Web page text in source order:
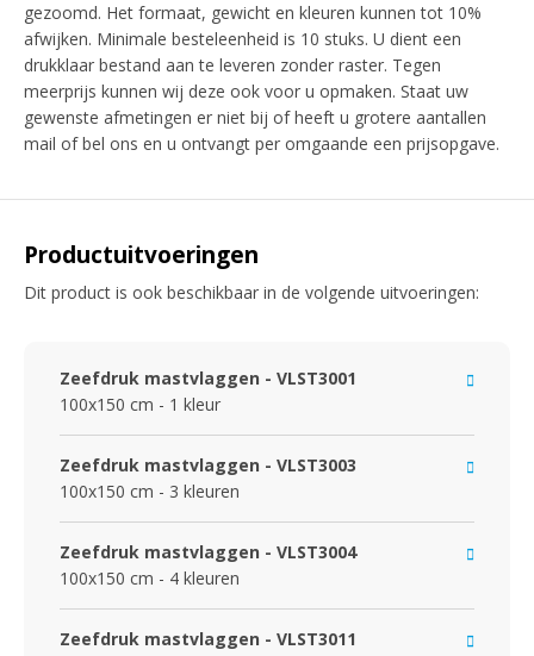
gezoomd. Het formaat, gewicht en kleuren kunnen tot 10%
afwijken. Minimale besteleenheid is 10 stuks. U dient een
drukklaar bestand aan te leveren zonder raster. Tegen
meerprijs kunnen wij deze ook voor u opmaken. Staat uw
gewenste afmetingen er niet bij of heeft u grotere aantallen
mail of bel ons en u ontvangt per omgaande een prijsopgave.
Productuitvoeringen
Dit product is ook beschikbaar in de volgende uitvoeringen:
Zeefdruk mastvlaggen - VLST3001
100x150 cm - 1 kleur
Zeefdruk mastvlaggen - VLST3003
100x150 cm - 3 kleuren
Zeefdruk mastvlaggen - VLST3004
100x150 cm - 4 kleuren
Zeefdruk mastvlaggen - VLST3011